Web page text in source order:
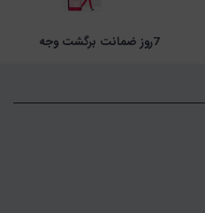
7روز ضمانت برگشت وجه